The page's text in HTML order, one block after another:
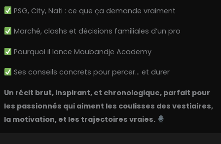
PSG, City, Nati : ce que ça demande vraiment
Marché, clashs et décisions familiales d’un pro
Pourquoi il lance Moubandje Academy
Ses conseils concrets pour percer… et durer
Un récit brut, inspirant, et chronologique, parfait pour
les passionnés qui aiment les coulisses des vestiaires,
la motivation, et les trajectoires vraies.